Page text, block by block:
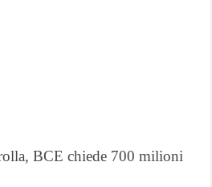
BCE chiede 700 milioni